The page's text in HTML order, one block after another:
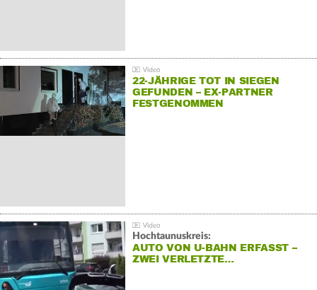
22-JÄHRIGE TOT IN SIEGEN
GEFUNDEN – EX-PARTNER
FESTGENOMMEN
Hochtaunuskreis:
AUTO VON U-BAHN ERFASST –
ZWEI VERLETZTE…